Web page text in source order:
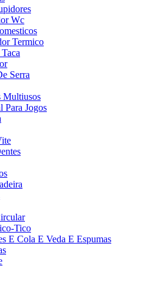
Wc
Termico
Serra
Multiusos
Para Jogos
Tico
E Cola E Veda E Espumas